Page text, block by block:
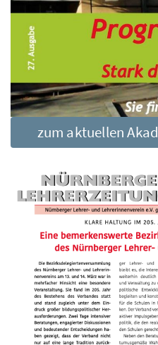
zum aktuellen